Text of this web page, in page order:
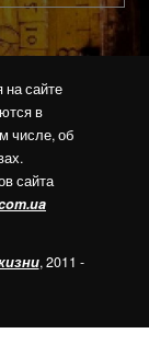
сайте
в
числе, об
сайта
, 2011 -